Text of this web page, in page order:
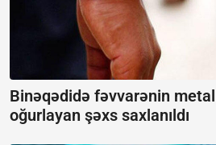
Binəqədidə fəvvarənin
oğurlayan şəxs saxlanıldı